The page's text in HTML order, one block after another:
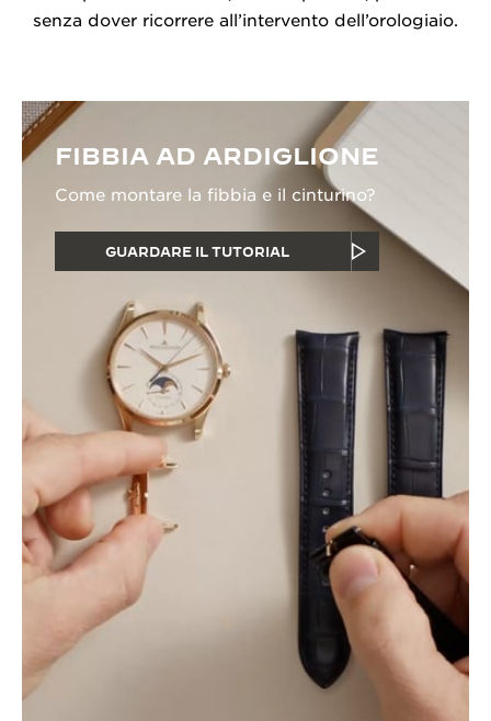
senza dover ricorrere all’intervento dell’orologiaio.
FIBBIA AD ARDIGLIONE
Come montare la fibbia e il cinturino?
GUARDARE IL TUTORIAL